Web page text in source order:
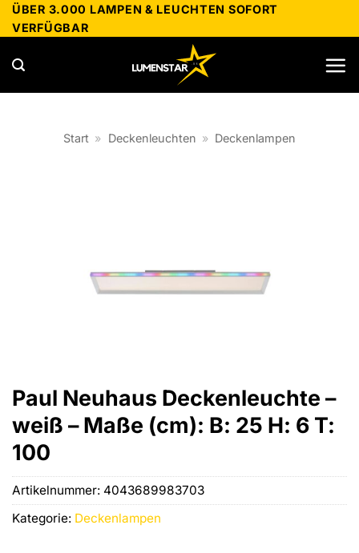
Zum
Inhalt
springen
ÜBER 3.000 LAMPEN & LEUCHTEN SOFORT
VERFÜGBAR
Start » Deckenleuchten » Deckenlampen
Paul Neuhaus Deckenleuchte –
weiß – Maße (cm): B: 25 H: 6 T:
100
Artikelnummer: 4043689983703
Kategorie: Deckenlampen